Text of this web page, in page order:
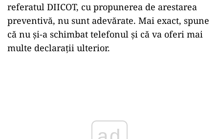
referatul DIICOT, cu propunerea de arestarea
preventivă, nu sunt adevărate. Mai exact, spune
că nu și-a schimbat telefonul și că va oferi mai
multe declarații ulterior.